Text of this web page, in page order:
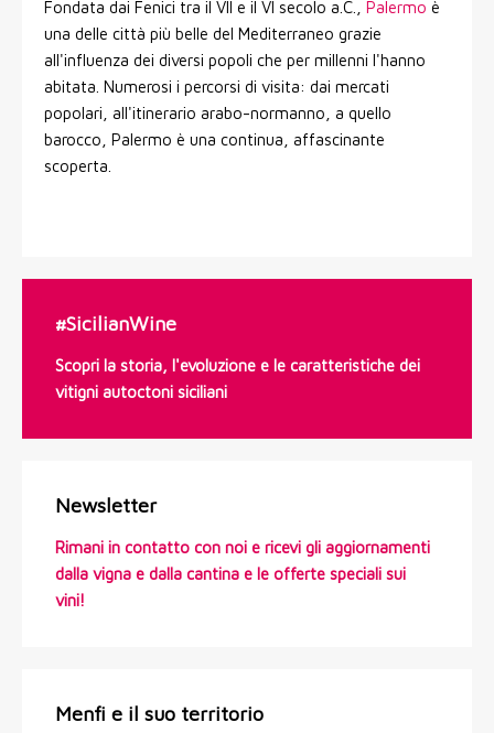
Fondata dai Fenici tra il VII e il VI secolo a.C., Palermo è
una delle città più belle del Mediterraneo grazie
all'influenza dei diversi popoli che per millenni l'hanno
abitata. Numerosi i percorsi di visita: dai mercati
popolari, all'itinerario arabo-normanno, a quello
barocco, Palermo è una continua, affascinante
scoperta.
#SicilianWine
Scopri la storia, l'evoluzione e le caratteristiche dei
vitigni autoctoni siciliani
Newsletter
Rimani in contatto con noi e ricevi gli aggiornamenti
dalla vigna e dalla cantina e le offerte speciali sui
vini!
Menfi e il suo territorio